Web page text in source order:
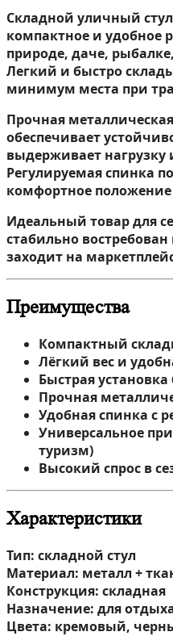
Складной уличный
компактное и удобное
природе, даче,
Легкий и быстро
минимум места при
Прочная
обеспечивает
выдерживает нагрузку
Регулируемая спинка
комфортное
Идеальный товар для
стабильно
заходит на
Преимущества
Компактный
Лёгкий вес и
Быстрая
Прочная
Удобная спинка с
Универсальное
туризм)
Высокий спрос в
Характеристики
Тип: складной стул
Материал: металл +
Конструкция: складная
Назначение: для
Цвета: кремовый,